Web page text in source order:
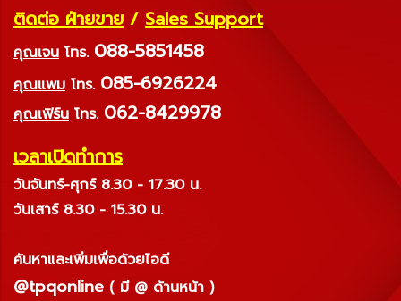
ติดต่อ ฝ่ายขาย / Sales Support
คุณเจน โทร. 088-5851458
คุณแพม โทร. 085-6926224
คุณเฟิร์น โทร. 062-8429978
เวลาเปิดทำการ
วันจันทร์-ศุกร์ 8.30 - 17.30 น.
วันเสาร์ 8.30 - 15.30 น.
ค้นหาและเพิ่มเพื่อด้วยไอดี
@tpqonline ( มี @ ด้านหน้า )